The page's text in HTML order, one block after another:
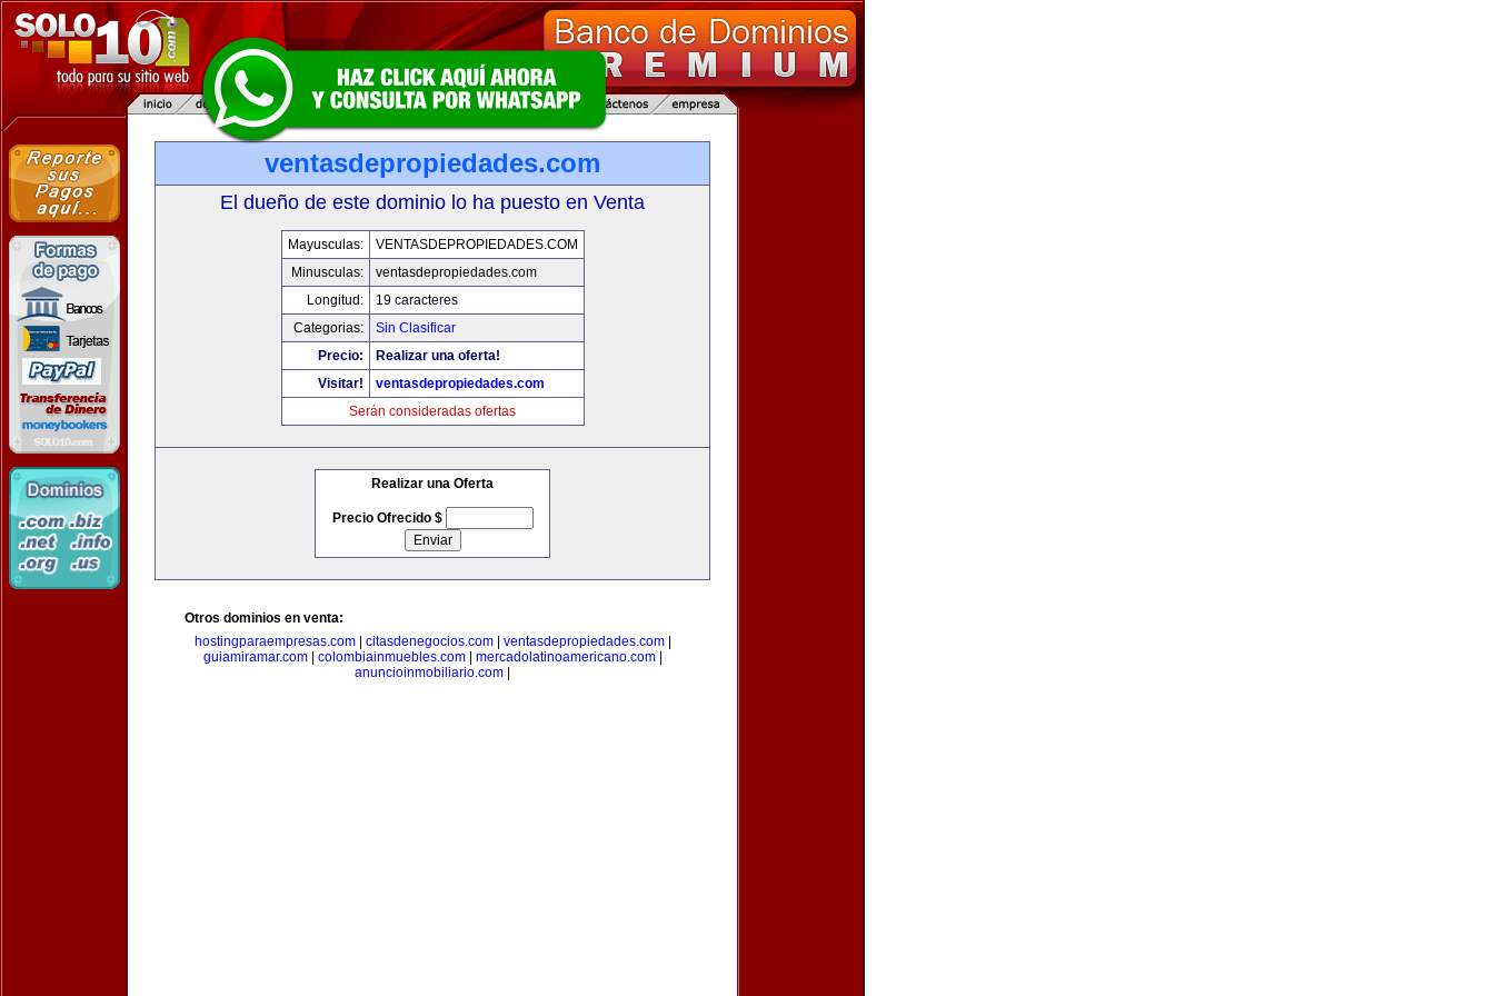
ventasdepropiedades.com
El dueño de este dominio lo ha puesto en Venta
Mayusculas:
VENTASDEPROPIEDADES.COM
Minusculas:
ventasdepropiedades.com
Longitud:
19 caracteres
Categorias:
Sin Clasificar
Precio:
Realizar una oferta!
Visitar!
ventasdepropiedades.com
Serán consideradas ofertas
Realizar una Oferta
Precio Ofrecido $
Otros dominios en venta:
hostingparaempresas.com| citasdenegocios.com| ventasdepropiedades.com|
guiamiramar.com| colombiainmuebles.com| mercadolatinoamericano.com|
anuncioinmobiliario.com